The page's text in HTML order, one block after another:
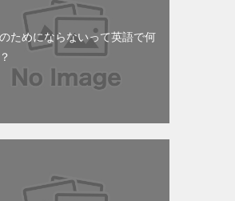
ためにならないって英語で何